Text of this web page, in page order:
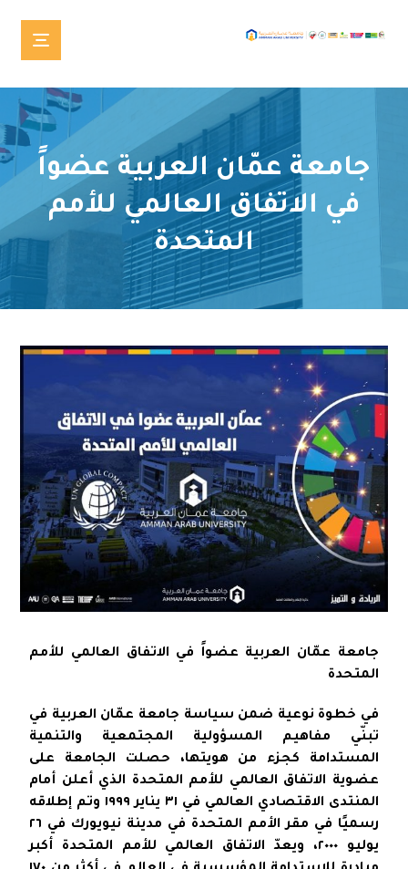
جامعة عمّان العربية عضواً
في الاتفاق العالمي للأمم
المتحدة
جامعة عمّان العربية عضواً في الاتفاق العالمي للأمم
المتحدة
في خطوة نوعية ضمن سياسة جامعة عمّان العربية في
تبنّي مفاهيم المسؤولية المجتمعية والتنمية
المستدامة كجزء من هويتها، حصلت الجامعة على
عضوية الاتفاق العالمي للأمم المتحدة الذي أعلن أمام
المنتدى الاقتصادي العالمي في ٣١ يناير ١٩٩٩ وتم إطلاقه
رسميًا في مقر الأمم المتحدة في مدينة نيويورك في ٢٦
يوليو ٢٠٠٠، ويعدّ الاتفاق العالمي للأمم المتحدة أكبر